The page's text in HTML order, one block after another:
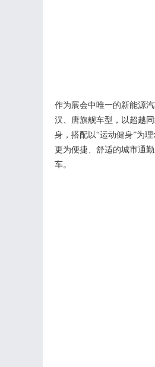
作为展会中唯一的新能源
汉、 唐旗舰车型， 以超越
身，搭配以“运动健身”为
更为便捷、舒适的城市通
车。